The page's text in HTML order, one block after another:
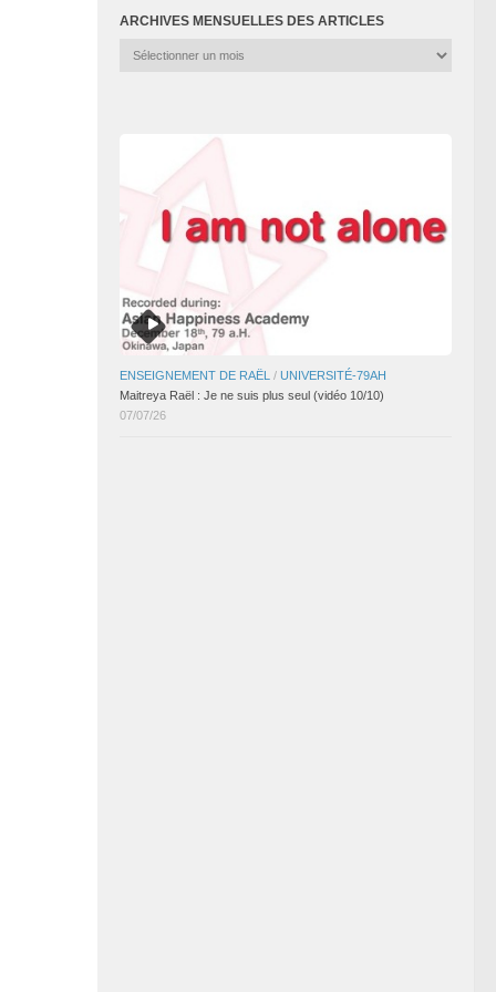
ARCHIVES MENSUELLES DES ARTICLES
Archives
ENSEIGNEMENT DE RAËL / UNIVERSITÉ-79AH
Maitreya Raël : Je ne suis plus seul (vidéo 10/10)
07/07/26